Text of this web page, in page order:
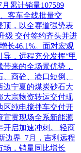
累计销量107589
客车全线批量交
顶，以全赛道强势表
级 交付签约齐头并进
长46.1%。面对宏观
，远程充分发挥“甲
来的全场景优势，
商砼、港口短倒、
边宁夏的煤炭砂石大
大宗物资转运交付现
区纯电搅拌车交付开
宣贯现场全系新能源
开启加速冲刺。 轻商
边界 7月，吉利远程
场，销量同比增长